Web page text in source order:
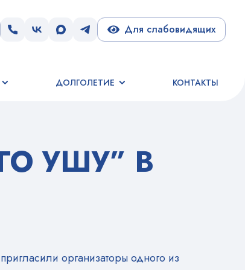
Для слабовидящих
ДОЛГОЛЕТИЕ КОНТАКТЫ
УШУ” В
организаторы одного из